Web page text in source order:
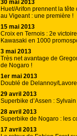
30 mai 2013
Huet/Arifon prennent la
au Vigeant : une première !
15 mai 2013
Croix en Ternois : 2e
Kawasaki en 1000
3 mai 2013
Très net avantage de
de Nogaro !
1er mai 2013
Doublé de Delannoy/
29 avril 2013
Superbike d’Assen :
28 avril 2013
Superbike de Nogaro : les
17 avril 2013